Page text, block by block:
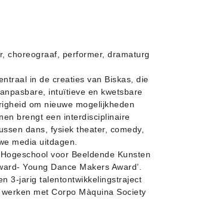
choreograaf, performer, dramaturg
in de creaties van Biskas, die
intuïtieve en kwetsbare
om nieuwe mogelijkheden
brengt een interdisciplinaire
dans, fysiek theater, comedy,
media uitdagen.
voor Beeldende Kunsten
Young Dance Makers Award’.
3-jarig talentontwikkelingstraject
met Corpo Màquina Society